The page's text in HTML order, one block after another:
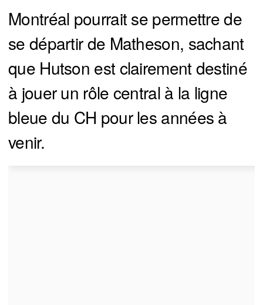
Montréal pourrait se permettre de
se départir de Matheson, sachant
que Hutson est clairement destiné
à jouer un rôle central à la ligne
bleue du CH pour les années à
venir.